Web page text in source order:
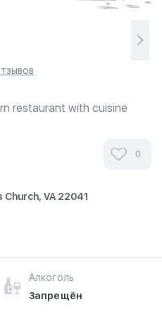
restaurant with cuisine
menu ranges from
0
VA 22041
Алкоголь
Запрещён